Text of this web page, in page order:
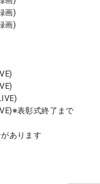
画)
画)
表彰式終了まで
あります